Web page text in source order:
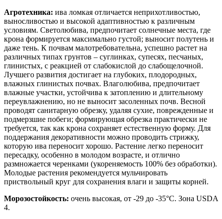
Агротехника: ива ломкая отличается неприхотливостью,
выносливостью и высокой адаптивностью к различным
условиям. Светолюбива, предпочитает солнечные места, где
крона формируется максимально густой; выносит полутень и
даже тень. К почвам малотребовательна, успешно растет на
различных типах грунтов – суглинках, супесях, песчаных,
глинистых, с реакцией от слабокислой до слабощелочной.
Лучшего развития достигает на глубоких, плодородных,
влажных глинистых почвах. Влаголюбива, предпочитает
влажные участки, устойчива к затоплению и длительному
переувлажнению, но не выносит засоленных почв. Весной
проводят санитарную обрезку, удаляя сухие, поврежденные и
подмерзшие побеги; формирующая обрезка практически не
требуется, так как крона сохраняет естественную форму. Для
поддержания декоративности можно проводить стрижку,
которую ива переносит хорошо. Растение легко переносит
пересадку, особенно в молодом возрасте, и отлично
размножается черенками (укореняемость 100% без обработки).
Молодые растения рекомендуется мульчировать
приствольный круг для сохранения влаги и защиты корней.
Морозостойкость: очень высокая, от -29 до -35°C. Зона USDA
4.